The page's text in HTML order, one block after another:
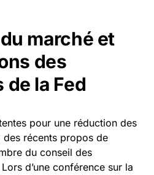
marché et
des
la Fed
pour une réduction des
récents propos de
du conseil des
d’une conférence sur la